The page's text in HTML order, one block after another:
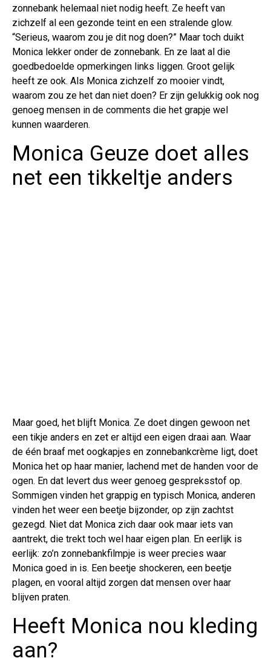
zonnebank helemaal niet nodig heeft. Ze heeft van
zichzelf al een gezonde teint en een stralende glow.
“Serieus, waarom zou je dit nog doen?” Maar toch duikt
Monica lekker onder de zonnebank. En ze laat al die
goedbedoelde opmerkingen links liggen. Groot gelijk
heeft ze ook. Als Monica zichzelf zo mooier vindt,
waarom zou ze het dan niet doen? Er zijn gelukkig ook nog
genoeg mensen in de comments die het grapje wel
kunnen waarderen.
Monica Geuze doet alles
net een tikkeltje anders
Maar goed, het blijft Monica. Ze doet dingen gewoon net
een tikje anders en zet er altijd een eigen draai aan. Waar
de één braaf met oogkapjes en zonnebankcrème ligt, doet
Monica het op haar manier, lachend met de handen voor de
ogen. En dat levert dus weer genoeg gespreksstof op.
Sommigen vinden het grappig en typisch Monica, anderen
vinden het weer een beetje bijzonder, op zijn zachtst
gezegd. Niet dat Monica zich daar ook maar iets van
aantrekt, die trekt toch wel haar eigen plan. En eerlijk is
eerlijk: zo’n zonnebankfilmpje is weer precies waar
Monica goed in is. Een beetje shockeren, een beetje
plagen, en vooral altijd zorgen dat mensen over haar
blijven praten.
Heeft Monica nou kleding
aan?